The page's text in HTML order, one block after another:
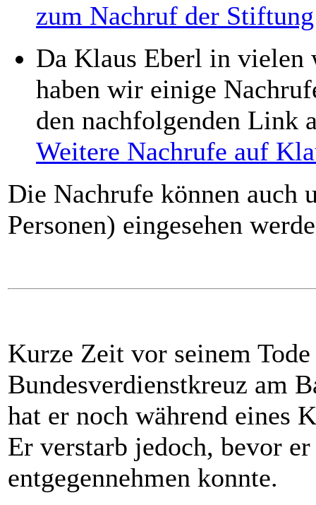
zum Nachruf der Stiftung
Da Klaus Eberl in vielen
haben wir einige
den nachfolgenden Link
Weitere Nachrufe auf
Die Nachrufe können auch
Personen) eingesehen
Kurze Zeit vor seinem
Bundesverdienstkreuz am
hat er noch während eines
Er verstarb jedoch, bevor
entgegennehmen konnte.